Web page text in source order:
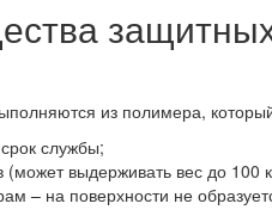
из полимера,
службы;
(может выдерживать вес до 100
– на поверхности не